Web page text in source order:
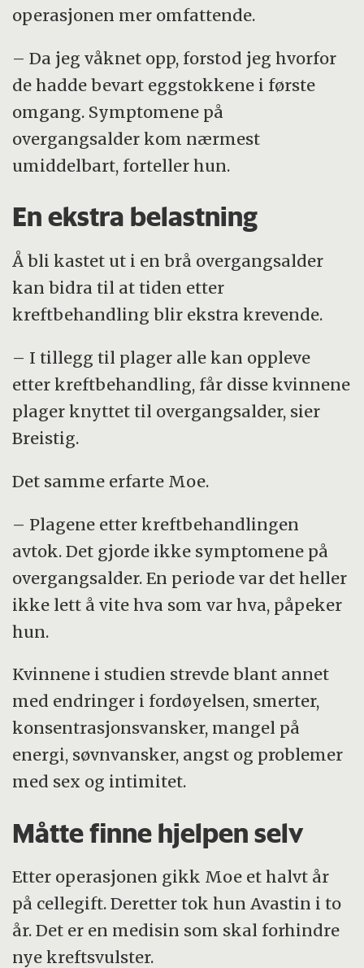
operasjonen mer omfattende.
– Da jeg våknet opp, forstod jeg hvorfor
de hadde bevart eggstokkene i første
omgang. Symptomene på
overgangsalder kom nærmest
umiddelbart, forteller hun.
En ekstra belastning
Å bli kastet ut i en brå overgangsalder
kan bidra til at tiden etter
kreftbehandling blir ekstra krevende.
– I tillegg til plager alle kan oppleve
etter kreftbehandling, får disse kvinnene
plager knyttet til overgangsalder, sier
Breistig.
Det samme erfarte Moe.
– Plagene etter kreftbehandlingen
avtok. Det gjorde ikke symptomene på
overgangsalder. En periode var det heller
ikke lett å vite hva som var hva, påpeker
hun.
Kvinnene i studien strevde blant annet
med endringer i fordøyelsen, smerter,
konsentrasjonsvansker, mangel på
energi, søvnvansker, angst og problemer
med sex og intimitet.
Måtte finne hjelpen selv
Etter operasjonen gikk Moe et halvt år
på cellegift. Deretter tok hun Avastin i to
år. Det er en medisin som skal forhindre
nye kreftsvulster.